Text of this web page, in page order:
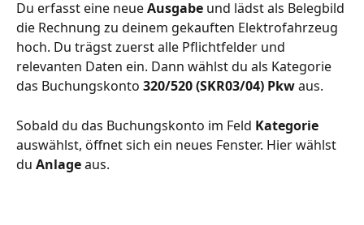
Du erfasst eine neue Ausgabe und lädst als Belegbild
die Rechnung zu deinem gekauften Elektrofahrzeug
hoch. Du trägst zuerst alle Pflichtfelder und
relevanten Daten ein. Dann wählst du als Kategorie
das Buchungskonto 320/520 (SKR03/04) Pkw aus.
Sobald du das Buchungskonto im Feld Kategorie
auswählst, öffnet sich ein neues Fenster. Hier wählst
du Anlage aus.